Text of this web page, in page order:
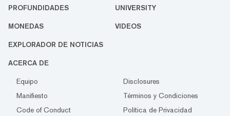
PROFUNDIDADES UNIVERSITY
MONEDAS VIDEOS
EXPLORADOR DE NOTICIAS
ACERCA DE
Equipo
Disclosures
Manifiesto
Términos y Condiciones
Code of Conduct
Política de Privacidad